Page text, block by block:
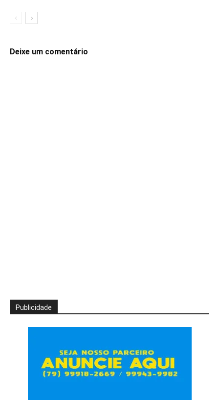
Deixe um comentário
Publicidade